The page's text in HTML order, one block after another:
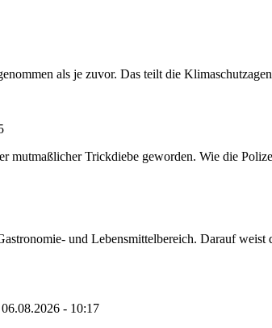
als je zuvor. Das teilt die
mutmaßlicher Trickdiebe geworden. Wie die
und Lebensmittelbereich. Darauf weist
- 10:17